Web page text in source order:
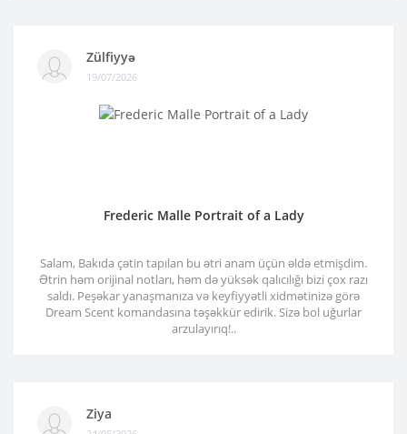
Zülfiyyə
19/07/2026
Frederic Malle Portrait of a Lady
Salam, Bakıda çətin tapılan bu ətri anam üçün əldə etmişdim.
Ətrin həm orijinal notları, həm də yüksək qalıcılığı bizi çox razı
saldı. Peşəkar yanaşmanıza və keyfiyyətli xidmətinizə görə
Dream Scent komandasına təşəkkür edirik. Sizə bol uğurlar
arzulayırıq!..
Ziya